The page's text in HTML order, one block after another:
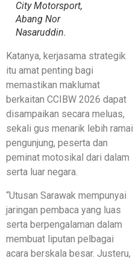
City Motorsport,
Abang Nor
Nasaruddin.
Katanya, kerjasama strategik
itu amat penting bagi
memastikan maklumat
berkaitan CCIBW 2026 dapat
disampaikan secara meluas,
sekali gus menarik lebih ramai
pengunjung, peserta dan
peminat motosikal dari dalam
serta luar negara.
“Utusan Sarawak mempunyai
jaringan pembaca yang luas
serta berpengalaman dalam
membuat liputan pelbagai
acara berskala besar. Justeru,